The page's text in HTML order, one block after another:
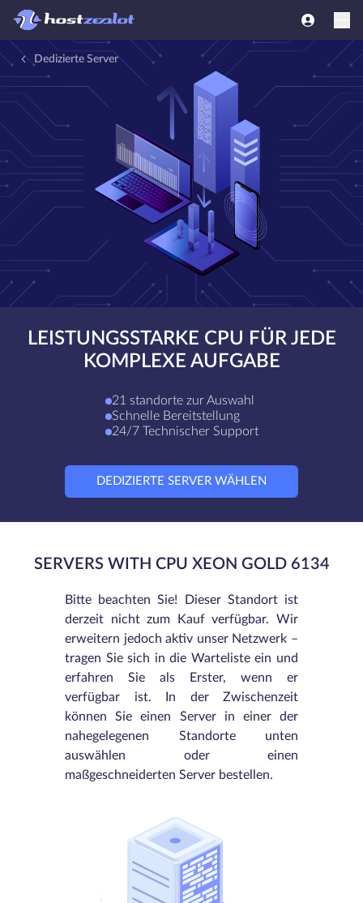
Dedizierte Server
LEISTUNGSSTARKE CPU FÜR JEDE
KOMPLEXE AUFGABE
21 standorte zur Auswahl
Schnelle Bereitstellung
24/7 Technischer Support
DEDIZIERTE SERVER WÄHLEN
SERVERS WITH CPU XEON GOLD 6134
Bitte beachten Sie! Dieser Standort ist
derzeit nicht zum Kauf verfügbar. Wir
erweitern jedoch aktiv unser Netzwerk –
tragen Sie sich in die Warteliste ein und
erfahren Sie als Erster, wenn er
verfügbar ist. In der Zwischenzeit
können Sie einen Server in einer der
nahegelegenen Standorte unten
auswählen oder einen
maßgeschneiderten Server bestellen.